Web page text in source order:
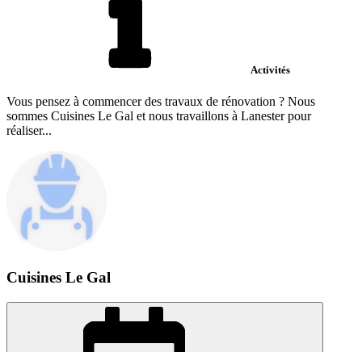
Activités
Vous pensez à commencer des travaux de rénovation ? Nous
sommes Cuisines Le Gal et nous travaillons à Lanester pour
réaliser...
Cuisines Le Gal